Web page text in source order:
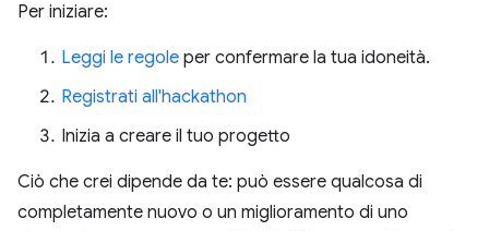
Per iniziare:
Leggi le regole per confermare la tua idoneità.
Registrati all'hackathon
Inizia a creare il tuo progetto
Ciò che crei dipende da te: può essere qualcosa di
completamente nuovo o un miglioramento di uno